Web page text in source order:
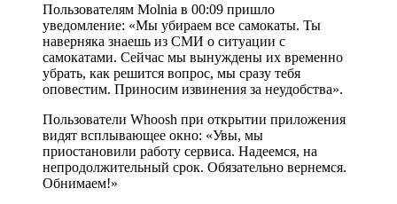
Пользователям Molnia в 00:09 пришло
уведомление: «Мы убираем все самокаты. Ты
наверняка знаешь из СМИ о ситуации с
самокатами. Сейчас мы вынуждены их временно
убрать, как решится вопрос, мы сразу тебя
оповестим. Приносим извинения за неудобства».
Пользователи Whoosh при открытии приложения
видят всплывающее окно: «Увы, мы
приостановили работу сервиса. Надеемся, на
непродолжительный срок. Обязательно вернемся.
Обнимаем!»